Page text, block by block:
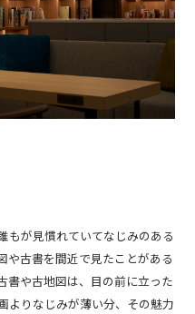
もが見慣れていてなじみのある
や古書を間近で見たことがある
書や古地図は、目の前に立った
よりなじみが薄い分、その魅力